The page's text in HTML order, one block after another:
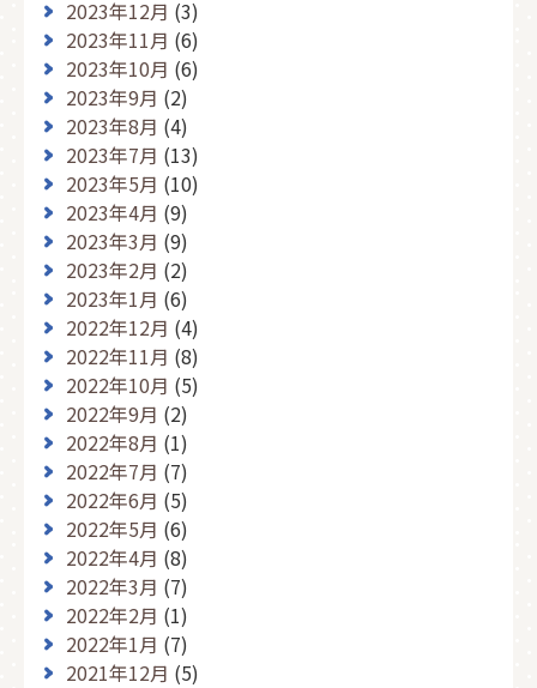
2023年12月 (3)
2023年11月 (6)
2023年10月 (6)
2023年9月 (2)
2023年8月 (4)
2023年7月 (13)
2023年5月 (10)
2023年4月 (9)
2023年3月 (9)
2023年2月 (2)
2023年1月 (6)
2022年12月 (4)
2022年11月 (8)
2022年10月 (5)
2022年9月 (2)
2022年8月 (1)
2022年7月 (7)
2022年6月 (5)
2022年5月 (6)
2022年4月 (8)
2022年3月 (7)
2022年2月 (1)
2022年1月 (7)
2021年12月 (5)